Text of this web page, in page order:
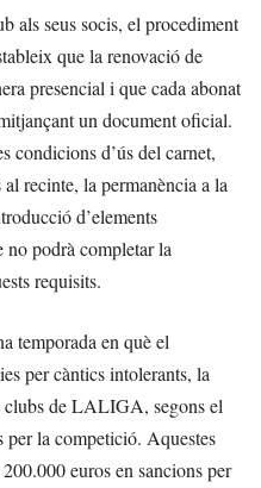
als seus socis, el procediment
que la renovació de
presencial i que cada abonat
un document oficial.
condicions d’ús del carnet,
recinte, la permanència a la
d’elements
no podrà completar la
requisits.
temporada en què el
per càntics intolerants, la
clubs de LALIGA, segons el
per la competició. Aquestes
euros en sancions per